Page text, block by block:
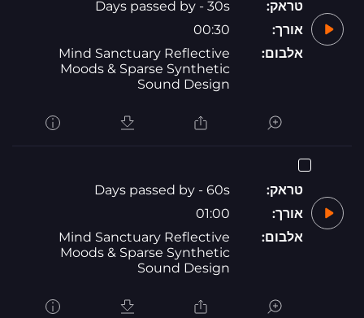
טראק:
Days passed by - 30s
אורך:
00:30
אלבום:
Mind Sanctuary Reflective
Moods & Sparse Synthetic
Sound Design
טראק:
Days passed by - 60s
אורך:
01:00
אלבום:
Mind Sanctuary Reflective
Moods & Sparse Synthetic
Sound Design